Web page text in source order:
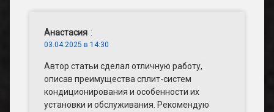
Анастасия :
03.04.2025 в 14:30
Автор статьи сделал отличную работу,
описав преимущества сплит-систем
кондиционирования и особенности их
установки и обслуживания. Рекомендую